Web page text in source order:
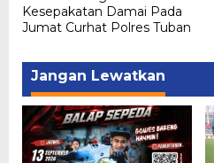
Kesepakatan Damai Pada
Jumat Curhat Polres Tuban
Jangan Lewatkan